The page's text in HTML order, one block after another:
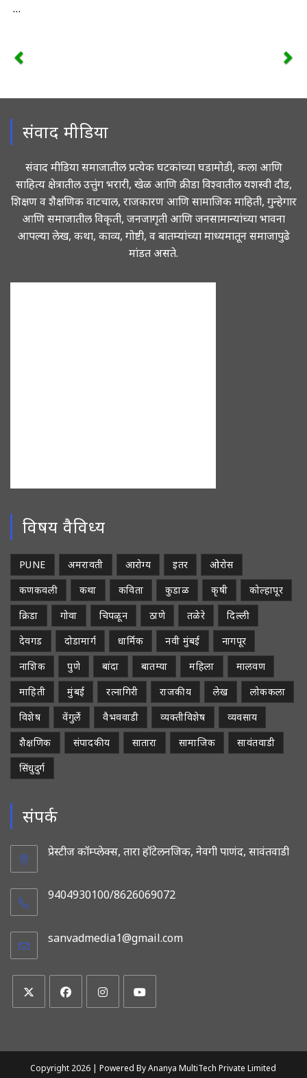
…
संवाद मीडिया
संवाद मीडिया समाजातील प्रत्येक घटकांच्या घडामोडी, कला आणि
साहित्य क्षेत्रातील उत्तुंग भरारी, खेळ आणि क्रीडा विश्वातील यशस्वी दौड,
शिक्षण व शैक्षणिक वाटचाल, राजकारण आणि सामाजिक माहिती, गुन्हेगार
आणि समाजातील विकृती, जनजागृती आणि जनसामान्यांच्या भावना
आपल्या लेख, कथा, काव्य, गोष्टी, व बातम्यांच्या माध्यमातून समाजापुढे
मांडत असते.
विषय वैविध्य
PUNE अमरावती आरोग्य इतर
ओरोस
कणकवली
कथा कविता कुडाळ कृषी
कोल्हापूर
क्रिडा
गोवा चिपळून ठाणे तळेरे
दिल्ली
देवगड
दोडामार्ग धार्मिक नवी मुंबई
नागपूर
नाशिक
पुणे बांदा बातम्या महिला
मालवण
माहिती
मुंबई रत्नागिरी राजकीय लेख
लोककला
विशेष
वेंगुर्ले वैभववाडी व्यक्तीविशेष
व्यवसाय
शैक्षणिक
संपादकीय सातारा सामाजिक
सावंतवाडी
सिंधुदुर्ग
संपर्क
प्रेस्टीज कॉम्प्लेक्स, तारा हॉटेलनजिक, नेवगी पाणंद, सावंतवाडी
9404930100/8626069072
sanvadmedia1@gmail.com
tab
tab
tab
Copyright 2026 |Powered By Ananya MultiTech Private Limited